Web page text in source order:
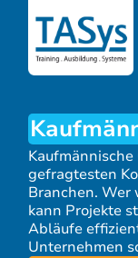
gefragtesten
Branchen. Wer
kann Projekte
Abläufe
Unternehmen